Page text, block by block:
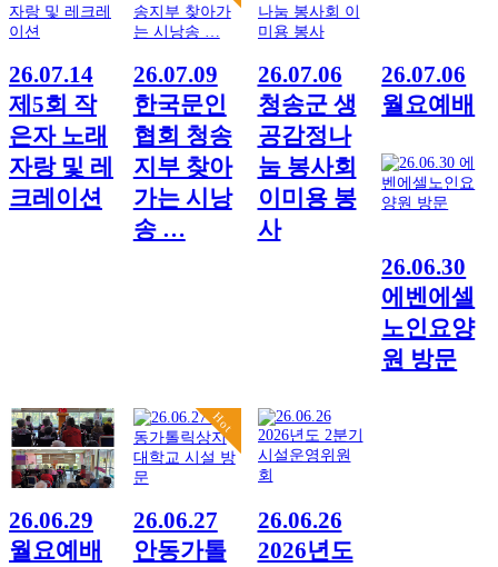
26.07.14
제5회 작
은자 노래
자랑 및 레
크레이션
26.07.09
한국문인
협회 청송
지부 찾아
가는 시낭
송 …
26.07.06
청송군 생
공감정나
눔 봉사회
이미용 봉
사
26.07.06
월요예배
26.06.30
에벤에셀
노인요양
원 방문
26.06.29
월요예배
Hot
26.06.27
안동가톨
26.06.26
2026년도